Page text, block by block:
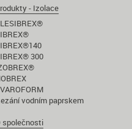
- Izolace
300
vodním paprskem
společnosti